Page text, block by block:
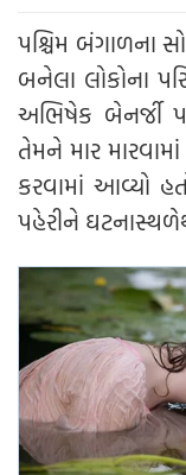
પશ્ચિમ બંગાળના
બનેલા લોકોના
અભિષેક બેનર્જી
તેમને માર
કરવામાં આવ્યો
પહેરીને